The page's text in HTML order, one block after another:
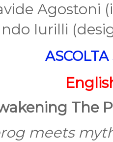
Agostoni
Iurilli
The
meets